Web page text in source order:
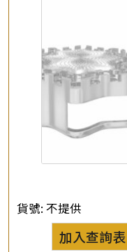
產品查詢
*聯絡電話
貨號: 不提供
加入查詢表